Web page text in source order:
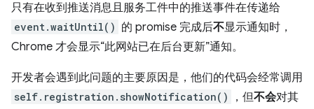
只有在收到推送消息且服务工件中的推送事件在传递给
event.waitUntil() 的 promise 完成后不显示通知时，
Chrome 才会显示“此网站已在后台更新”通知。
开发者会遇到此问题的主要原因是，他们的代码会经常调用
self.registration.showNotification() ，但不会对其